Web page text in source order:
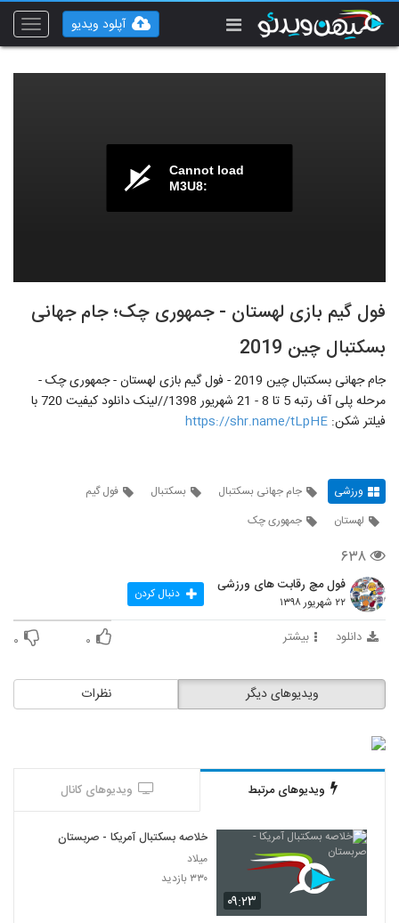
Toggle
آپلود ویدیو
Cannot load
M3U8:
فول گیم بازی لهستان - جمهوری چک؛ جام جهانی
بسکتبال چین 2019
جام جهانی بسکتبال چین 2019 - فول گیم بازی لهستان - جمهوری چک -
مرحله پلی آف رتبه 5 تا 8 - 21 شهریور 1398//لینک دانلود کیفیت 720 با
فیلتر شکن: https://shr.name/tLpHE
ورزشی جام جهانی بسکتبال بسکتبال
فول گیم
لهستان
جمهوری چک
۶۳۸
فول مچ رقابت های ورزشی
۲۲ شهریور ۱۳۹۸ دنبال کردن
دانلود بیشتر ۰ ۰
نظرات ویدیوهای دیگر
ویدیوهای مرتبط ویدیوهای کانال
۰۹:۲۳
خلاصه بسکتبال آمریکا - صربستان
میلاد
۳۳۰ بازدید